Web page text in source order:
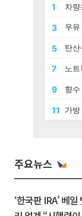
주요뉴스
‘한국판 IRA’ 베